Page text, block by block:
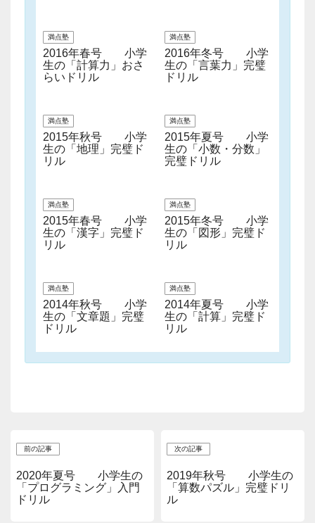
満点塾
2016年春号 小学
生の「計算力」おさ
らいドリル
満点塾
2016年冬号 小学
生の「言葉力」完璧
ドリル
満点塾
2015年秋号 小学
生の「地理」完璧ド
リル
満点塾
2015年夏号 小学
生の「小数・分数」
完璧ドリル
満点塾
2015年春号 小学
生の「漢字」完璧ド
リル
満点塾
2015年冬号 小学
生の「図形」完璧ド
リル
満点塾
2014年秋号 小学
生の「文章題」完璧
ドリル
満点塾
2014年夏号 小学
生の「計算」完璧ド
リル
前の記事
2020年夏号 小学生の
「プログラミング」入門
ドリル
次の記事
2019年秋号 小学生の
「算数パズル」完璧ドリ
ル